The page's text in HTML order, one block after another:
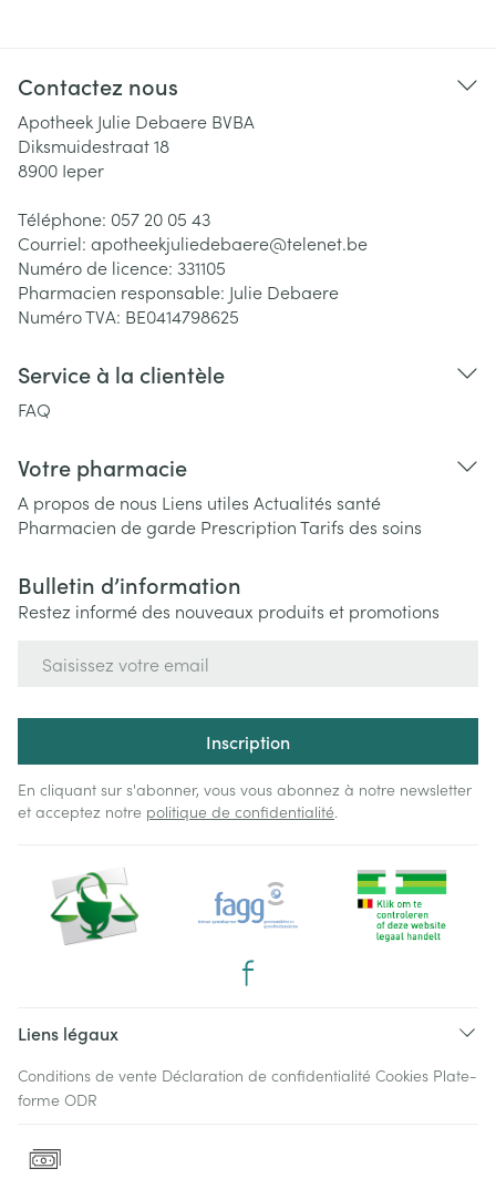
Contactez nous
Apotheek Julie Debaere BVBA
Diksmuidestraat 18
8900 Ieper
Téléphone: 057 20 05 43
Courriel: apotheekjuliedebaere@telenet.be
Numéro de licence: 331105
Pharmacien responsable: Julie Debaere
Numéro TVA: BE0414798625
Service à la clientèle
FAQ
Votre pharmacie
A propos de nous Liens utiles Actualités santé
Pharmacien de garde PrescriptionTarifs des soins
Bulletin d’information
Restez informé des nouveaux produits et promotions
Inscription
En cliquant sur s'abonner, vous vous abonnez à notre newsletter
et acceptez notre politique de confidentialité.
Liens légaux
Conditions de vente Déclaration de confidentialité Cookies Plate-
forme ODR